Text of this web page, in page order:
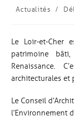
Actualités /
Le Loir-et-Cher
patrimoine
Renaissance.
architecturales et
Le Conseil